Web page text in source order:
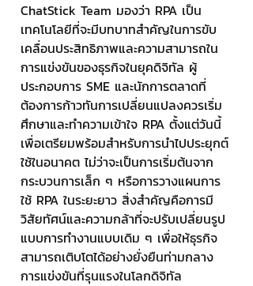
ChatStick Team มองว่า RPA เป็น
เทคโนโลยีที่จะมีบทบาทสำคัญในการขับ
เคลื่อนประสิทธิภาพและความสามารถใน
การแข่งขันของธุรกิจในยุคดิจิทัล ผู้
ประกอบการ SME และนักการตลาดที่
ต้องการก้าวทันการเปลี่ยนแปลงควรเริ่ม
ศึกษาและทำความเข้าใจ RPA ตั้งแต่วันนี้
เพื่อเตรียมพร้อมสำหรับการนำไปประยุกต์
ใช้ในอนาคต ไม่ว่าจะเป็นการเริ่มต้นจาก
กระบวนการเล็ก ๆ หรือการวางแผนการ
ใช้ RPA ในระยะยาว สิ่งสำคัญคือการมี
วิสัยทัศน์และความกล้าที่จะปรับเปลี่ยนรูป
แบบการทำงานแบบเดิม ๆ เพื่อให้ธุรกิจ
สามารถเติบโตได้อย่างยั่งยืนท่ามกลาง
การแข่งขันที่รุนแรงในโลกดิจิทัล